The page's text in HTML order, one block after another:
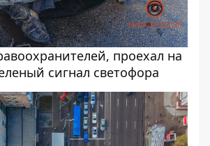
проехал на
сигнал светофора